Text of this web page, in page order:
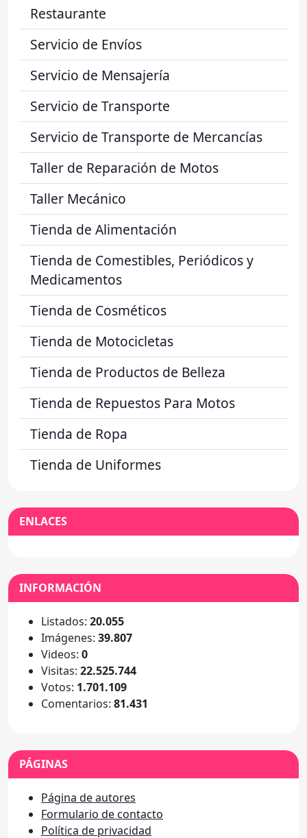
Restaurante
Servicio de Envíos
Servicio de Mensajería
Servicio de Transporte
Servicio de Transporte de Mercancías
Taller de Reparación de Motos
Taller Mecánico
Tienda de Alimentación
Tienda de Comestibles, Periódicos y
Medicamentos
Tienda de Cosméticos
Tienda de Motocicletas
Tienda de Productos de Belleza
Tienda de Repuestos Para Motos
Tienda de Ropa
Tienda de Uniformes
ENLACES
INFORMACIÓN
Listados: 20.055
Imágenes: 39.807
Videos: 0
Visitas: 22.525.744
Votos: 1.701.109
Comentarios: 81.431
PÁGINAS
Página de autores
Formulario de contacto
Política de privacidad